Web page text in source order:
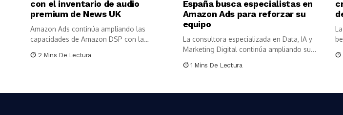
con el inventario de audio
premium de News UK
Amazon Ads continúa ampliando las
capacidades de Amazon DSP con la
2 Mins De Lectura
España busca especialistas en
Amazon Ads para reforzar su
equipo
La consultora especializada en Data, IA y
Marketing Digital continúa ampliando su...
1 Mins De Lectura